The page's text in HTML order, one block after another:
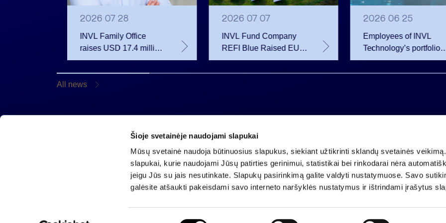
Šioje svetainėje naudojami slapukai
Mūsų svetainė naudoja būtinuosius slapukus, siekiant užtikrinti sklandų svetainės
slapukai, kurie naudojami Jūsų patirties gerinimui, statistikai bei rinkodarai nėra
jeigu Jūs su jais nesutinkate. Slapukų pasirinkimą galite valdyti nustatymuose. Savo
galėsite atšaukti pakeisdami savo interneto naršyklės nustatymus ir ištrindami įrašytus
2026 07 28
INVL Family Office
raises USD 17.4 million
for a fund investing in
the private equity
secondary market
2026 07 07
INVL Fund Company
REFI Blue Raised EUR
12 Million Through
Public Bond Issuance –
2026 06 25
Employees of INVL
Technology’s portfolio
companies exercise
options and become
All news
Gynėjų 14, 01110 Vilnius, Lithuania
info@invaldainvl.com
Company code 121304349
VAT payer code LT213043414
Registered at the State Centre of Registers
Account LT25 4010 0424 0124 2013